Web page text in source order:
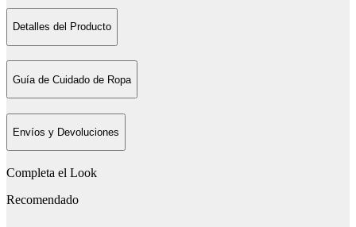
Detalles del Producto
Guía de Cuidado de Ropa
Envíos y Devoluciones
Completa el Look
Recomendado